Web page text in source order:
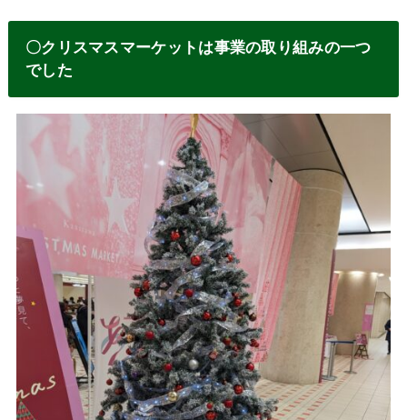
〇クリスマスマーケットは事業の取り組みの一つ
でした